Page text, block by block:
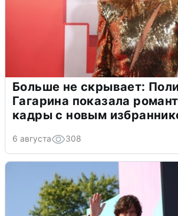
Больше не скрывает:
Гагарина показала
кадры с новым
6 августа 308